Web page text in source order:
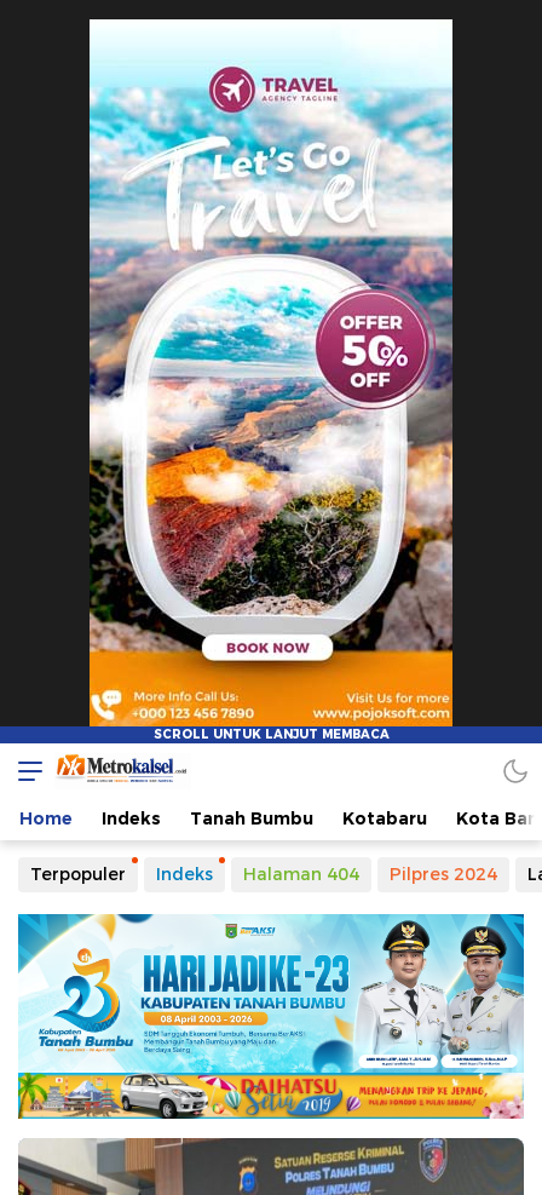
Metro Kalsel
Media Online Terkini, Faktual dan Mendidik
Home Indeks Tanah Bumbu Kotabaru Kota
Terpopuler Indeks Halaman 404 Pilpres 2024